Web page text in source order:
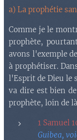
a) La prophétie
Comme je le
prophète,
avons l'exemple
à prophétiser.
l'Esprit de Dieu le
va dire est bien
prophète, loin de
1 Samuel
Guibea,